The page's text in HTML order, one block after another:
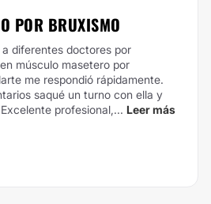
POR BRUXISMO
diferentes doctores por
músculo masetero por
me respondió rápidamente.
saqué un turno con ella y
profesional,... Leer más